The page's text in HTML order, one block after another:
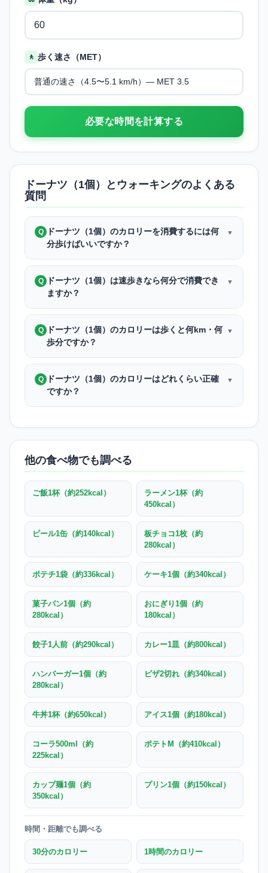
🚶 歩く速さ（MET）
必要な時間を計算する
ドーナツ（1個）とウォーキングのよくある
質問
Q
ドーナツ（1個）のカロリーを消費するには何
分歩けばいいですか？
▼
Q
ドーナツ（1個）は速歩きなら何分で消費でき
ますか？
▼
Q
ドーナツ（1個）のカロリーは歩くと何km・何
歩分ですか？
▼
Q
ドーナツ（1個）のカロリーはどれくらい正確
ですか？
▼
他の食べ物でも調べる
ご飯1杯（約252kcal）
ラーメン1杯（約
450kcal）
ビール1缶（約140kcal）
板チョコ1枚（約
280kcal）
ポテチ1袋（約336kcal） ケーキ1個（約340kcal）
菓子パン1個（約
280kcal）
おにぎり1個（約
180kcal）
餃子1人前（約290kcal） カレー1皿（約800kcal）
ハンバーガー1個（約
280kcal）
ピザ2切れ（約340kcal）
牛丼1杯（約650kcal） アイス1個（約180kcal）
コーラ500ml（約
225kcal）
ポテトM（約410kcal）
カップ麺1個（約
350kcal）
プリン1個（約150kcal）
時間・距離でも調べる
30分のカロリー 1時間のカロリー